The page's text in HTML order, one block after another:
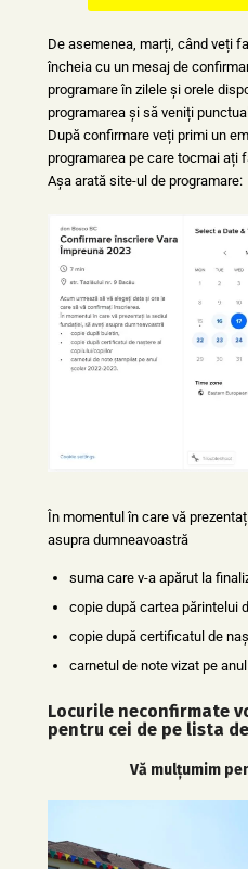
De asemenea, marți, când veți
încheia cu un mesaj de
programare în zilele și orele
programarea și să veniți
După confirmare veți primi un
programarea pe care tocmai ați
Așa arată site-ul de programare:
În momentul în care vă
asupra dumneavoastră
suma care v-a apărut la
copie după cartea părintelui
copie după certificatul de
carnetul de note vizat pe
Locurile neconfirmate
pentru cei de pe lista
Vă mulțumim